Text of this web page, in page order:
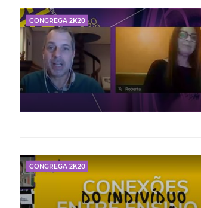
CONGREGA 2K20
CONGREGA 2K20